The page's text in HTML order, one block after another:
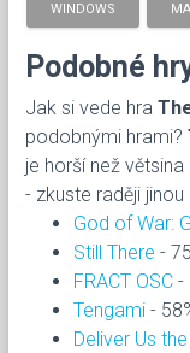
WINDOWS
Podobné
Jak si vede hra
podobnými hrami?
je horší než
- zkuste raději jinou
God of War:
Still There -
FRACT OSC -
Tengami -
Deliver Us